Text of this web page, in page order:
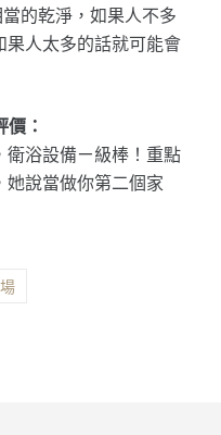
的乾淨，如果人不多
果人太多的話就可能會
：
衛浴設備ㄧ級棒！重點
她說當做你第二個家